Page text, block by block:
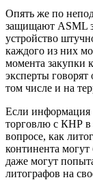
Опять же по
защищают ASML
устройство
каждого из них
момента закупки
эксперты
том числе и на
Если информация
торговлю с КНР в
вопросе, как
континента
даже могут
литографов на